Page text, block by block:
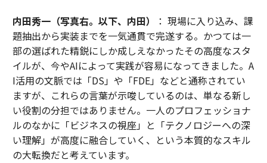
内田秀一（写真右。以下、内田）
： 現場に入り込み、課
題抽出から実装までを一気通貫で完遂する。かつては一
部の選ばれた精鋭にしか成しえなかったその高度なスタ
イルが、今やAIによって実践が容易になってきました。A
I活用の文脈では「DS」や「FDE」などと通称されてい
ますが、これらの言葉が示唆しているのは、単なる新し
い役割の分担ではありません。一人のプロフェッショナ
ルのなかに「ビジネスの視座」と「テクノロジーへの深
い理解」が高度に融合していく、という本質的なスキル
の大転換だと考えています。